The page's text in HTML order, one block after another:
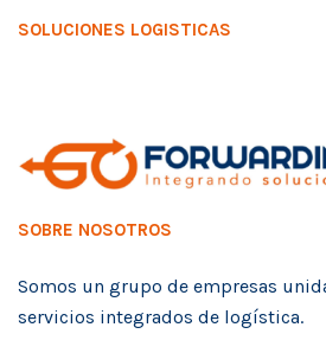
SOLUCIONES LOGISTICAS
SOBRE NOSOTROS
Somos un grupo de empresas
servicios integrados de logística.